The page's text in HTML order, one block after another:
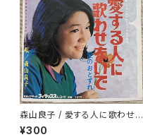
森山良子 / 愛する人に歌わせな
いで
¥300